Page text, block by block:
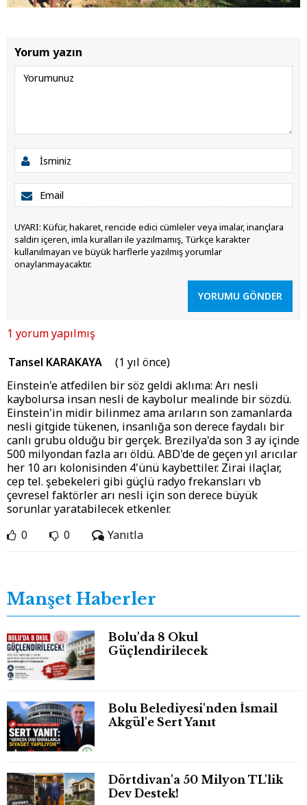
Yorum yazın
UYARI: Küfür, hakaret, rencide edici cümleler veya imalar, inançlara
saldırı içeren, imla kuralları ile yazılmamış, Türkçe karakter
kullanılmayan ve büyük harflerle yazılmış yorumlar
onaylanmayacaktır.
YORUMU GÖNDER
1 yorum yapılmış
Tansel KARAKAYA
(1 yıl önce)
Einstein'e atfedilen bir söz geldi aklıma: Arı nesli
kaybolursa insan nesli de kaybolur mealinde bir sözdü.
Einstein'in midir bilinmez ama arıların son zamanlarda
nesli gitgide tükenen, insanlığa son derece faydalı bir
canlı grubu olduğu bir gerçek. Brezilya'da son 3 ay içinde
500 milyondan fazla arı öldü. ABD'de de geçen yıl arıcılar
her 10 arı kolonisinden 4'ünü kaybettiler. Zirai ilaçlar,
cep tel. şebekeleri gibi güçlü radyo frekansları vb
çevresel faktörler arı nesli için son derece büyük
sorunlar yaratabilecek etkenler.
0
0 Yanıtla
Manşet Haberler
Bolu'da 8 Okul
Güçlendirilecek
Bolu Belediyesi'nden İsmail
Akgül'e Sert Yanıt
Dörtdivan'a 50 Milyon TL'lik
Dev Destek!